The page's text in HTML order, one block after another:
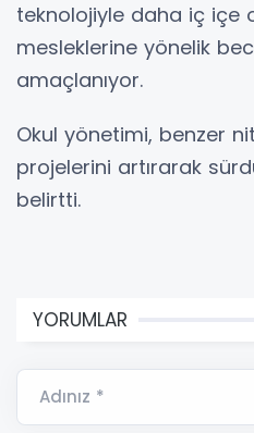
teknolojiyle daha iç içe
mesleklerine yönelik
amaçlanıyor.
Okul yönetimi, benzer
projelerini artırarak
belirtti.
YORUMLAR
Adınız *